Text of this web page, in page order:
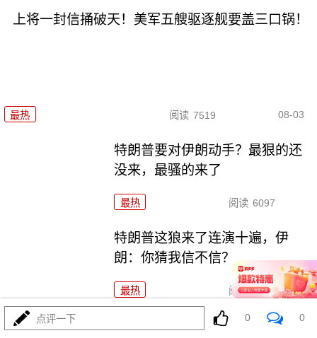
上将一封信捅破天！美军五艘驱逐舰要盖三口锅！
最热 阅读 7519 08-03
特朗普要对伊朗动手？最狠的还
没来，最骚的来了
最热 阅读 6097
特朗普这狼来了连演十遍，伊
朗：你猜我信不信？
最热 阅读 5328
政治自杀！菲律宾防长，你这是在给菲律宾掘墓！
点评一下 0 0